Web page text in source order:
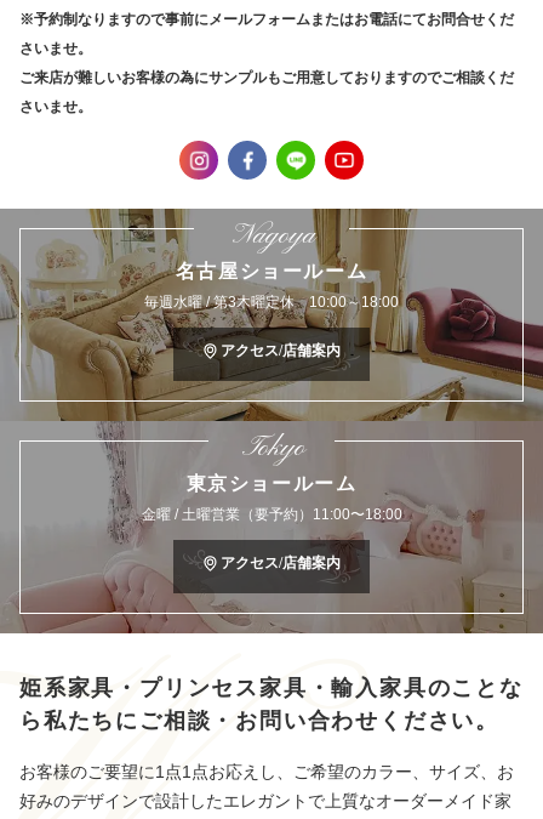
※予約制なりますので事前にメールフォームまたはお電話にてお問合せくだ
さいませ。
ご来店が難しいお客様の為にサンプルもご用意しておりますのでご相談くだ
さいませ。
Nagoya
名古屋ショールーム
毎週水曜 / 第3木曜定休 10:00～18:00
アクセス/店舗案内
Tokyo
東京ショールーム
金曜 / 土曜営業（要予約）11:00〜18:00
アクセス/店舗案内
姫系家具・プリンセス家具・輸入家具のことな
ら 私たちにご相談・お問い合わせください。
お客様のご要望に1点1点お応えし、ご希望のカラー、サイズ、お
好みのデザインで設計したエレガントで上質なオーダーメイド家